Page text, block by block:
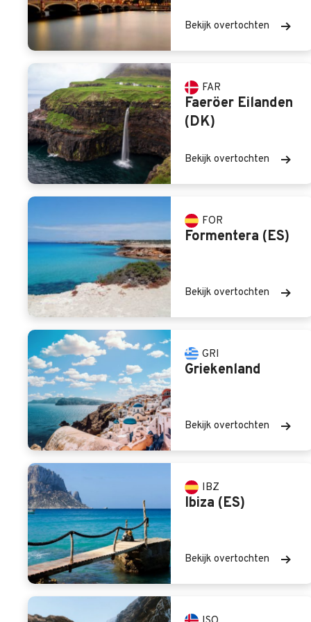
Bekijk overtochten
FAR
Faeröer Eilanden
(DK)
Bekijk overtochten
FOR
Formentera (ES)
Bekijk overtochten
GRI
Griekenland
Bekijk overtochten
IBZ
Ibiza (ES)
Bekijk overtochten